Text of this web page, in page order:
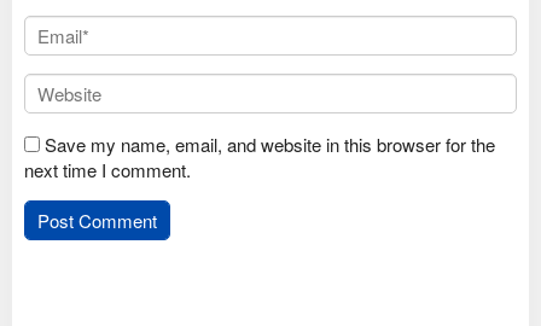
Save my name, email, and website in this browser for the
next time I comment.